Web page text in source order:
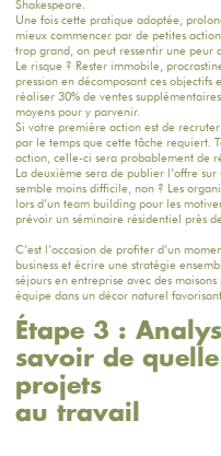
Shakespeare.
Une fois cette pratique adoptée,
mieux commencer par de petites
trop grand, on peut ressentir une peur
Le risque ? Rester immobile,
pression en décomposant ces
réaliser 30% de ventes
moyens pour y parvenir.
Si votre première action est de
par le temps que cette tâche requiert.
action, celle-ci sera probablement de
La deuxième sera de publier l’offre
semble moins difficile, non ? Les
lors d’un team building pour les
prévoir un séminaire résidentiel près
C’est l’occasion de profiter d’un
business et écrire une stratégie
séjours en entreprise avec des
équipe dans un décor naturel
Étape 3 :
savoir de
projets
au travail